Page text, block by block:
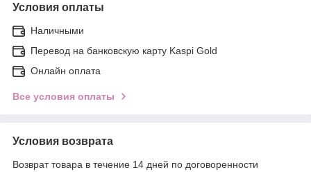
Условия оплаты
Наличными
Перевод на банковскую карту Kaspi Gold
Онлайн оплата
Все условия оплаты
Условия возврата
Возврат товара в течение 14 дней по договоренности